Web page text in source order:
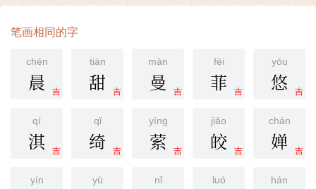
笔画相同的字
chén
吉
晨
tián
吉
甜
màn
吉
曼
fēi
吉
菲
yōu
吉
悠
qí
吉
淇
qǐ
吉
绮
yíng
吉
萦
jiǎo
吉
皎
chán
吉
婵
yín yù nǐ luó hán